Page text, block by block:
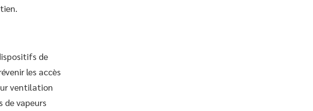
de
les accès
ventilation
de vapeurs